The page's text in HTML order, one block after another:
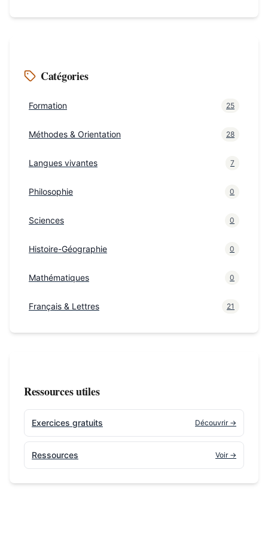
Catégories
Formation 25
Méthodes & Orientation 28
Langues vivantes 7
Philosophie 0
Sciences 0
Histoire-Géographie 0
Mathématiques 0
Français & Lettres 21
Ressources utiles
Exercices gratuits Découvrir →
Ressources Voir →